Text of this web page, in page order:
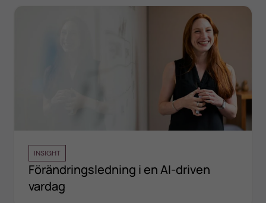
INSIGHT
Förändringsledning i en AI-driven
vardag